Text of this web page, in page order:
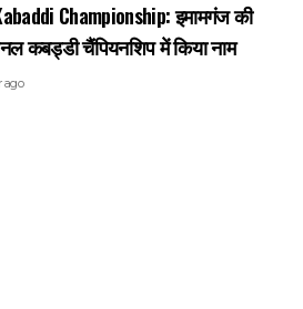
Championship: इमामगंज की
कबड्डी चैंपियनशिप में किया नाम
ago